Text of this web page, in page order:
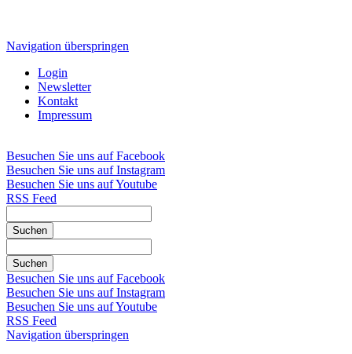
Navigation überspringen
Login
Newsletter
Kontakt
Impressum
Besuchen Sie uns auf Facebook
Besuchen Sie uns auf Instagram
Besuchen Sie uns auf Youtube
RSS Feed
Suchen
Suchen
Besuchen Sie uns auf Facebook
Besuchen Sie uns auf Instagram
Besuchen Sie uns auf Youtube
RSS Feed
Navigation überspringen